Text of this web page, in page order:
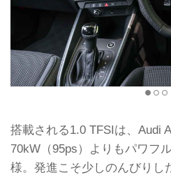
搭載される1.0 TFSIは、Audi
70kW（95ps）よりもパワフ
様。発進こそ少しのんびりし